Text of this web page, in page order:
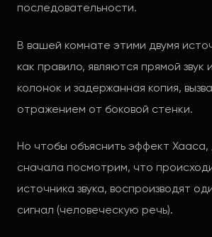
последовательности.
В вашей комнате этими двумя
как правило, являются прямой звук
колонок и задержанная копия,
отражением от боковой стенки.
Но чтобы объяснить эффект Хааса,
сначала посмотрим, что
источника звука, воспроизводят
сигнал (человеческую речь).